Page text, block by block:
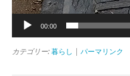
00:00
カテゴリー: 暮らし パーマリンク